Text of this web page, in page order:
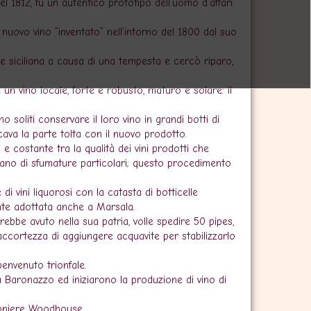
fu un autentico prototipo dell’uomo d’affari:
vino “inventato” nell’intorno del 1800 dal suo
siciliana a causa di una tempesta e cercò riparo,
vino locale, forte e robusto, maturo e solare: il
soliti conservare il loro vino in grandi botti di
la parte tolta con il nuovo prodotto.
e costante tra la qualità dei vini prodotti che
di sfumature particolari; questo procedimento
vini liquorosi con la catasta di botticelle
adottata anche a Marsala.
avuto nella sua patria, volle spedire 50 pipes,
di aggiungere acquavite per stabilizzarlo
trionfale.
ed iniziarono la produzione di vino di